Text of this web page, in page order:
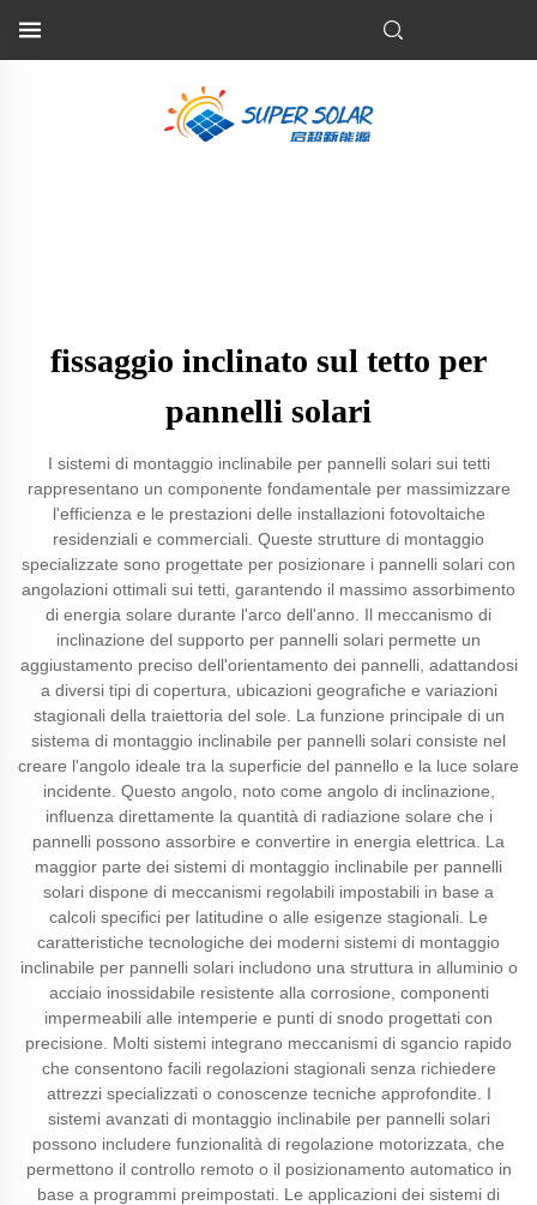
fissaggio inclinato sul tetto per
pannelli solari
I sistemi di montaggio inclinabile per pannelli solari sui tetti
rappresentano un componente fondamentale per massimizzare
l'efficienza e le prestazioni delle installazioni fotovoltaiche
residenziali e commerciali. Queste strutture di montaggio
specializzate sono progettate per posizionare i pannelli solari con
angolazioni ottimali sui tetti, garantendo il massimo assorbimento
di energia solare durante l'arco dell'anno. Il meccanismo di
inclinazione del supporto per pannelli solari permette un
aggiustamento preciso dell'orientamento dei pannelli, adattandosi
a diversi tipi di copertura, ubicazioni geografiche e variazioni
stagionali della traiettoria del sole. La funzione principale di un
sistema di montaggio inclinabile per pannelli solari consiste nel
creare l'angolo ideale tra la superficie del pannello e la luce solare
incidente. Questo angolo, noto come angolo di inclinazione,
influenza direttamente la quantità di radiazione solare che i
pannelli possono assorbire e convertire in energia elettrica. La
maggior parte dei sistemi di montaggio inclinabile per pannelli
solari dispone di meccanismi regolabili impostabili in base a
calcoli specifici per latitudine o alle esigenze stagionali. Le
caratteristiche tecnologiche dei moderni sistemi di montaggio
inclinabile per pannelli solari includono una struttura in alluminio o
acciaio inossidabile resistente alla corrosione, componenti
impermeabili alle intemperie e punti di snodo progettati con
precisione. Molti sistemi integrano meccanismi di sgancio rapido
che consentono facili regolazioni stagionali senza richiedere
attrezzi specializzati o conoscenze tecniche approfondite. I
sistemi avanzati di montaggio inclinabile per pannelli solari
possono includere funzionalità di regolazione motorizzata, che
permettono il controllo remoto o il posizionamento automatico in
base a programmi preimpostati. Le applicazioni dei sistemi di